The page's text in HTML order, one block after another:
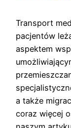
Transport
pacjentów
aspektem
a także
coraz więcej